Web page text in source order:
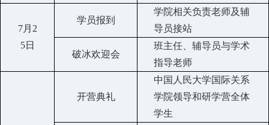
7月 2
5日
学员报到
学院相关负责老师及辅
导员接站
破冰欢迎会
班主任、辅导员与学术
指导老师
开营典礼
中国人民大学国际关系
学院领导和研学营全体
学生